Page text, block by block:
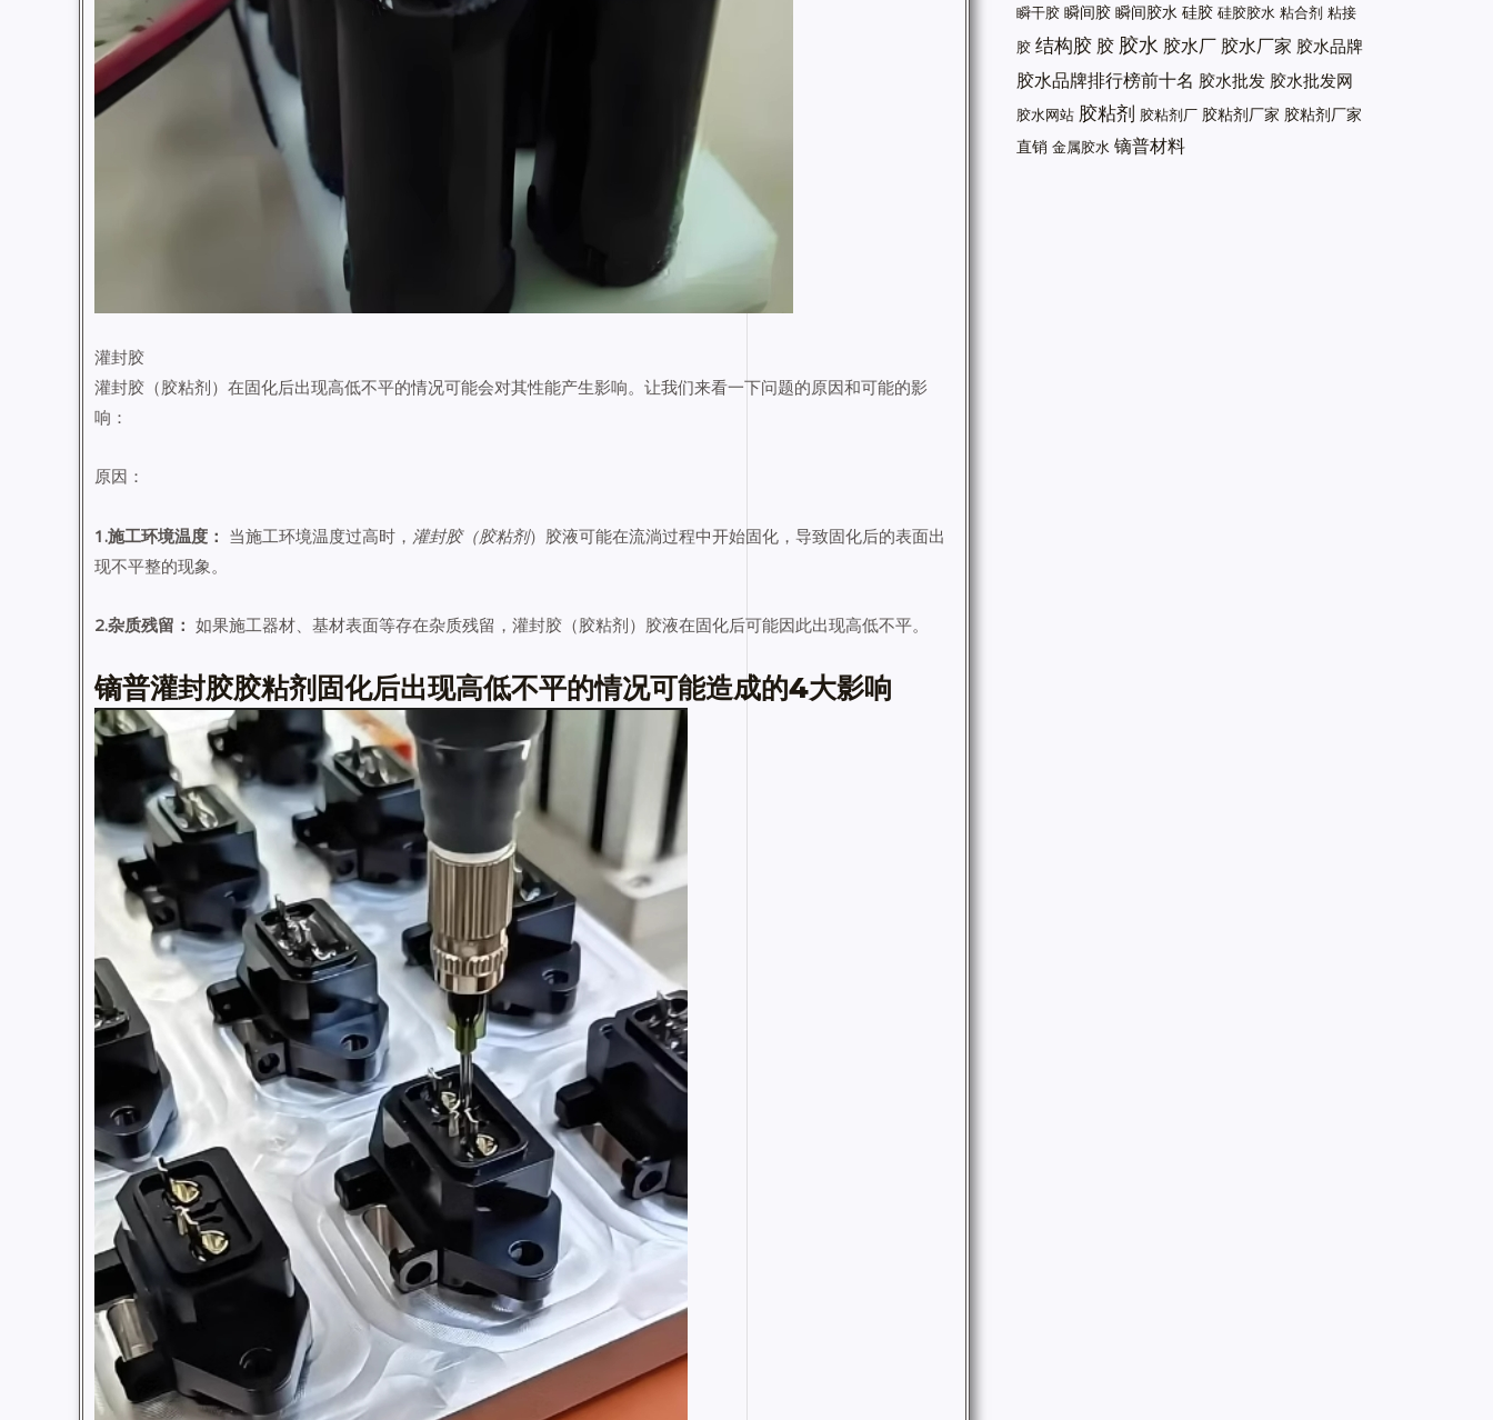
灌封胶
灌封胶（胶粘剂）在固化后出现高低不平的情况可能会对其性能产生影响。让我们来看一下问题的原因和可能的影
响：
原因：
1.施工环境温度： 当施工环境温度过高时， 灌封胶（胶粘剂）胶液可能在流淌过程中开始固化，导致固化后的表面出
现不平整的现象。
2.杂质残留： 如果施工器材、基材表面等存在杂质残留，灌封胶（胶粘剂）胶液在固化后可能因此出现高低不平。
镝普灌封胶胶粘剂固化后出现高低不平的情况可能造成的4大影响
瞬干胶 瞬间胶 瞬间胶水 硅胶 硅胶胶水 粘合剂 粘接
胶 结构胶 胶 胶水 胶水厂 胶水厂家 胶水品牌
胶水品牌排行榜前十名 胶水批发 胶水批发网
胶水网站 胶粘剂 胶粘剂厂 胶粘剂厂家 胶粘剂厂家
直销 金属胶水 镝普材料